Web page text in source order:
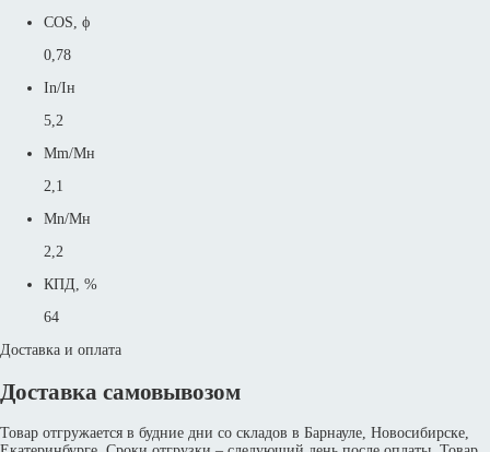
COS, ϕ
0,78
In/Iн
5,2
Mm/Mн
2,1
Mn/Mн
2,2
КПД, %
64
Доставка и оплата
Доставка самовывозом
Товар отгружается в будние дни со складов в Барнауле, Новосибирске,